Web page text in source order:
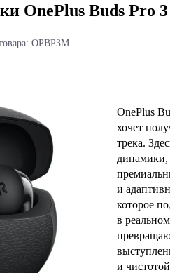
OnePlus Buds Pro
OPBP3M
OnePlus
хочет
трека.
динамики,
и
которое
в
и